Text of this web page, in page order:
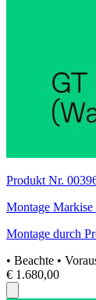
Produkt Nr.
Montage Markise
Montage durch
• Beachte •
€ 1.680,00